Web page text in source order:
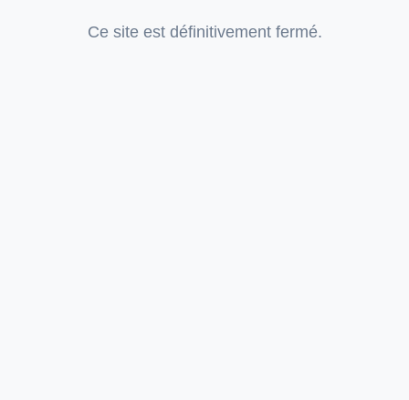
Ce site est définitivement fermé.